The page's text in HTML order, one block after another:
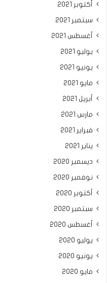
أكتوبر 2021
سبتمبر 2021
أغسطس 2021
يوليو 2021
يونيو 2021
مايو 2021
أبريل 2021
مارس 2021
فبراير 2021
يناير 2021
ديسمبر 2020
نوفمبر 2020
أكتوبر 2020
سبتمبر 2020
أغسطس 2020
يوليو 2020
يونيو 2020
مايو 2020